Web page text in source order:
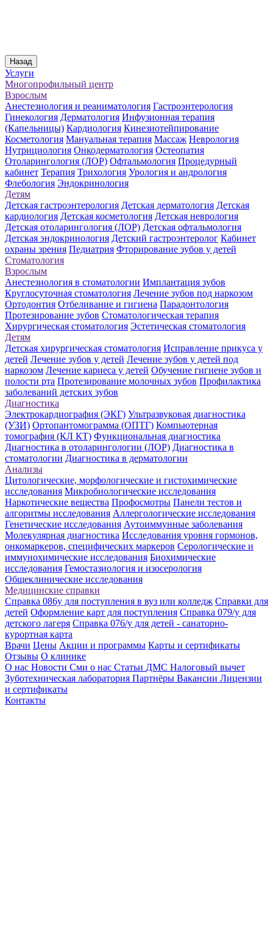
Назад
Услуги
Многопрофильный центр
Взрослым
Анестезиология и реаниматология Гастроэнтерология
Гинекология Дерматология Инфузионная терапия
(Капельницы) Кардиология Кинезиотейпирование
Косметология Мануальная терапия Массаж Неврология
Нутрициология Онкодерматология Остеопатия
Отоларингология (ЛОР) Офтальмология Процедурный
кабинет Терапия Трихология Урология и андрология
Флебология Эндокринология
Детям
Детская гастроэнтерология Детская дерматология Детская
кардиология Детская косметология Детская неврология
Детская отоларингология (ЛОР) Детская офтальмология
Детская эндокринология Детский гастроэнтеролог Кабинет
охраны зрения Педиатрия Фторирование зубов у детей
Стоматология
Взрослым
Анестезиология в стоматологии Имплантация зубов
Круглосуточная стоматология Лечение зубов под наркозом
Ортодонтия Отбеливание и гигиена Парадонтология
Протезирование зубов Стоматологическая терапия
Хирургическая стоматология Эстетическая стоматология
Детям
Детская хирургическая стоматология Исправление прикуса у
детей Лечение зубов у детей Лечение зубов у детей под
наркозом Лечение кариеса у детей Обучение гигиене зубов и
полости рта Протезирование молочных зубов Профилактика
заболеваний детских зубов
Диагностика
Электрокардиография (ЭКГ) Ультразвуковая диагностика
(УЗИ) Ортопантомограмма (ОПТГ) Компьютерная
томография (КЛ КТ) Функциональная диагностика
Диагностика в отоларингологии (ЛОР) Диагностика в
стоматологии Диагностика в дерматологии
Анализы
Цитологические, морфологические и гистохимические
исследования Микробиологические исследования
Наркотические вещества Профосмотры Панели тестов и
алгоритмы исследования Аллергологические исследования
Генетические исследования Аутоиммунные заболевания
Молекулярная диагностика Исследования уровня гормонов,
онкомаркеров, специфических маркеров Серологические и
иммунохимические исследования Биохимические
исследования Гемостазиология и изосерология
Общеклинические исследования
Медицинские справки
Справка 086у для поступления в вуз или колледж Справки для
детей Оформление карт для поступления Справка 079/у для
детского лагеря Справка 076/у для детей - санаторно-
курортная карта
Врачи Цены Акции и программы Карты и сертификаты
Отзывы О клинике
О нас Новости Сми о нас Статьи ДМС Налоговый вычет
Зуботехническая лаборатория Партнёры Вакансии Лицензии
и сертификаты
Контакты